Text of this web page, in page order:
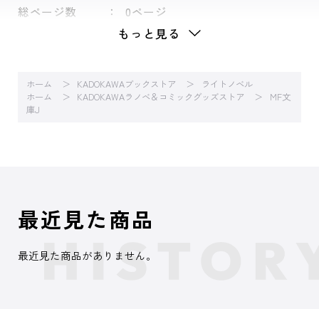
総ページ数 0ページ
もっと見る
ホーム KADOKAWAブックストア
ライトノベル
ホーム
KADOKAWAラノベ＆コミックグッズストア
MF文
庫J
最近見た商品
最近見た商品がありません。